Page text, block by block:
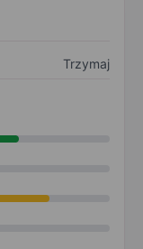
Trzymaj